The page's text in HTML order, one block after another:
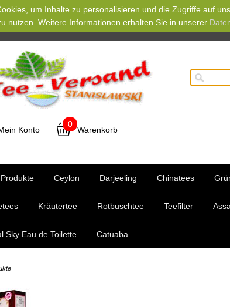
um Inhalte zu personalisieren und die Zugriffe auf
nutzen. Weitere Informationen erhalten Sie in unserer
Konto
0
Warenkorb
Ceylon Darjeeling Chinatees
Kräutertee Rotbuschtee Teefilter
Sky Eau de Toilette Catuaba